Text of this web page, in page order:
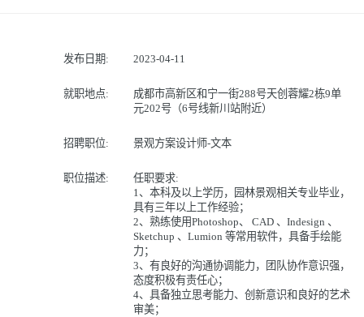
发布日期: 2023-04-11
就职地点:
成都市高新区和宁一街288号天创蓉耀2栋9单
元202号（6号线新川站附近）
招聘职位: 景观方案设计师-文本
职位描述:
任职要求:
1、本科及以上学历，园林景观相关专业毕业，
具有三年以上工作经验；
2、熟练使用Photoshop、 CAD 、Indesign 、
Sketchup 、Lumion 等常用软件，具备手绘能
力；
3、有良好的沟通协调能力，团队协作意识强，
态度积极有责任心；
4、具备独立思考能力、创新意识和良好的艺术
审美；